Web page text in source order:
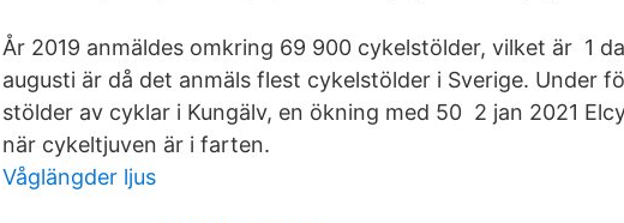
År 2019 anmäldes omkring 69 900 cykelstölder, vilket är 1
augusti är då det anmäls flest cykelstölder i Sverige. Under
stölder av cyklar i Kungälv, en ökning med 50 2 jan 2021
när cykeltjuven är i farten.
Våglängder ljus